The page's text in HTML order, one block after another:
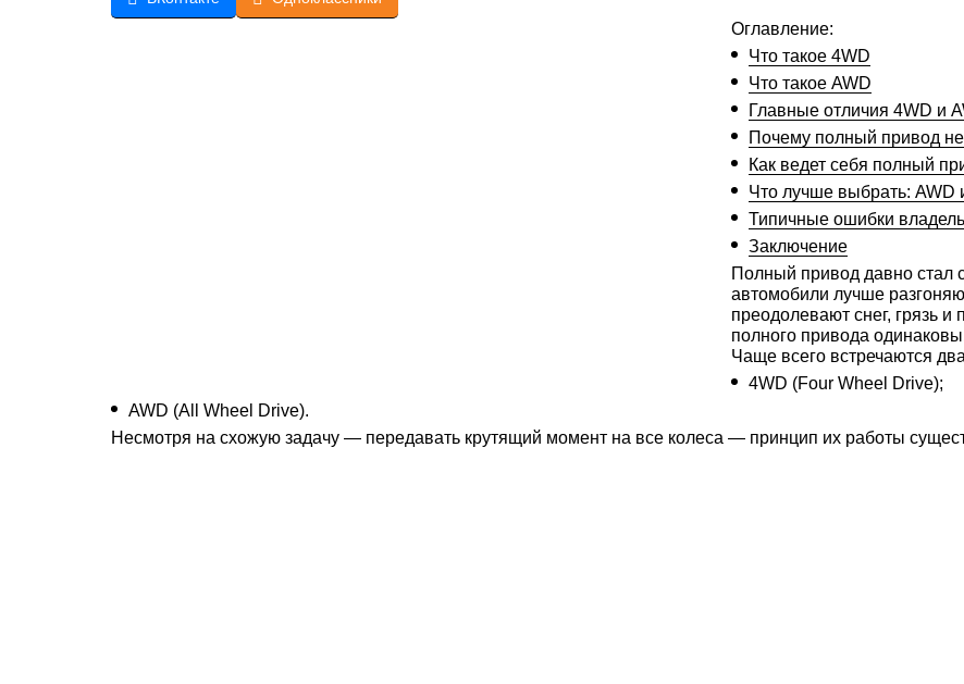
Оглавление:
Что такое 4WD
Что такое AWD
Главные отличия 4WD и
Почему полный привод
Как ведет себя полный
Что лучше выбрать: AWD
Типичные ошибки
Заключение
Полный привод давно стал
автомобили лучше
преодолевают снег, грязь
полного привода
Чаще всего встречаются
4WD (Four Wheel Drive);
AWD (All Wheel Drive).
Несмотря на схожую задачу — передавать крутящий момент на все колеса — принцип их работы